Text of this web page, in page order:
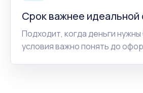
Срок важнее идеальной
Подходит, когда деньги
условия важно понять до